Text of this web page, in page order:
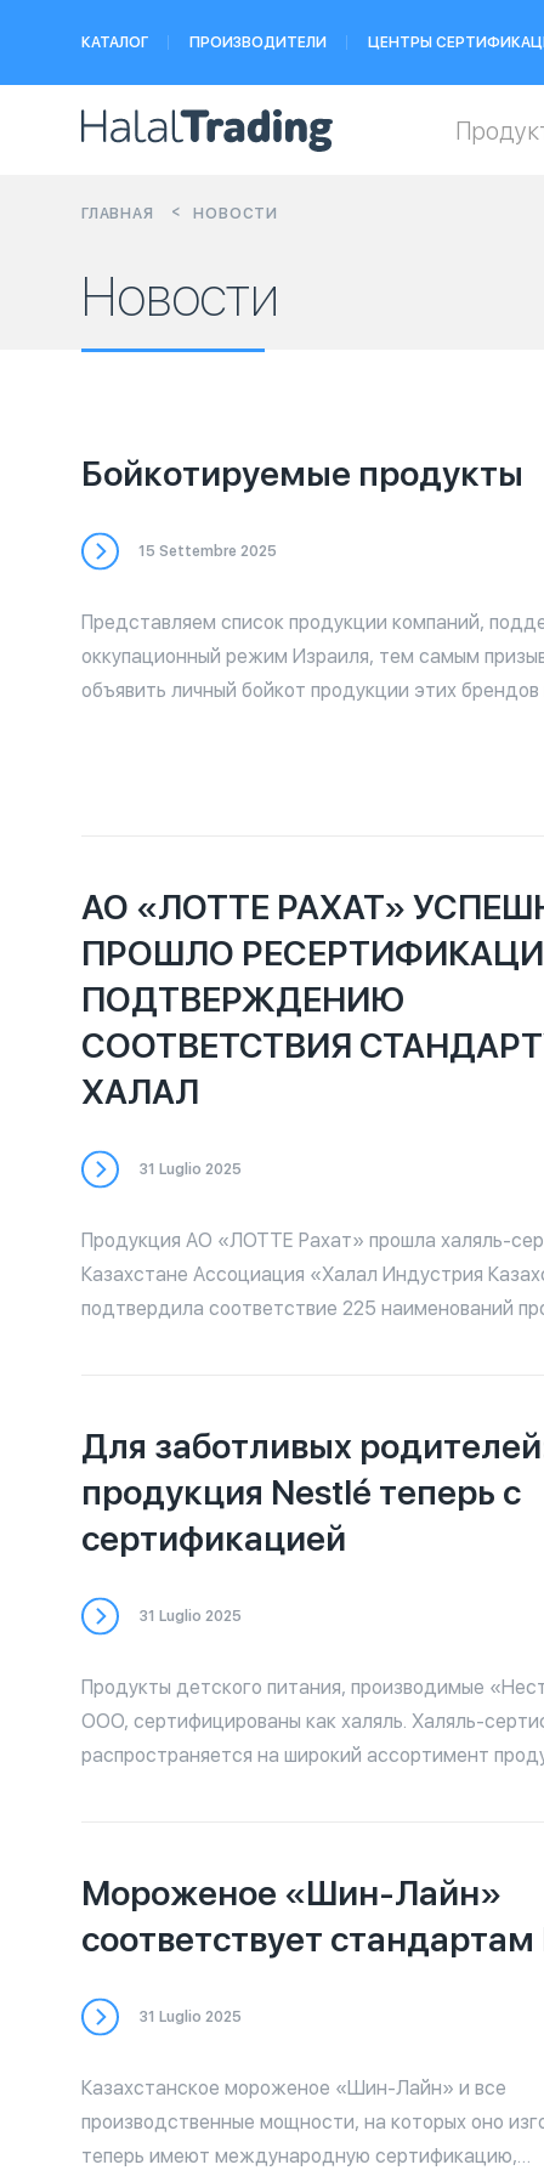
КАТАЛОГ ПРОИЗВОДИТЕЛИ ЦЕНТРЫ
ГЛАВНАЯ НОВОСТИ
Новости
Бойкотируемые продукты
15 Settembre 2025
Представляем список продукции компаний,
оккупационный режим Израиля, тем самым
объявить личный бойкот продукции этих брендов
и дополняется по мере поступления информации с
АО «ЛОТТЕ РАХАТ»
ПРОШЛО
ПОДТВЕРЖДЕНИЮ
СООТВЕТСТВИЯ
ХАЛАЛ
31 Luglio 2025
Продукция АО «ЛОТТЕ Рахат» прошла халяль-
Казахстане Ассоциация «Халал Индустрия Казахстана»
подтвердила соответствие 225 наименований
также полуфабрикаты шоколадного производства.
Ассоциации провели тщательную инспекцию всех
производства, включая Шымкентскую
площадку, и детально проанализировали
АО «ЛОТТЕ Рахат»: № AHIKKZ-472 от 28.03.2025
30.03.2025 (действителен до 29.03.2026) Теперь халяль-
продукция от «ЛОТТЕ Рахат» официально
доступна для потребителей, соблюдающих нормы
Для заботливых
продукция Nestlé теперь с
сертификацией
31 Luglio 2025
Продукты детского питания, производимые
ООО, сертифицированы как халяль. Халяль-
распространяется на широкий ассортимент
может отсутствовать знак «Халяль», поэтому
в соответствии стандартам исламского питания
сверяться с официальным списком.
Мороженое «Шин-Лайн»
соответствует стандартам
31 Luglio 2025
Казахстанское мороженое «Шин-Лайн» и все
производственные мощности, на которых оно
теперь имеют международную сертификацию,